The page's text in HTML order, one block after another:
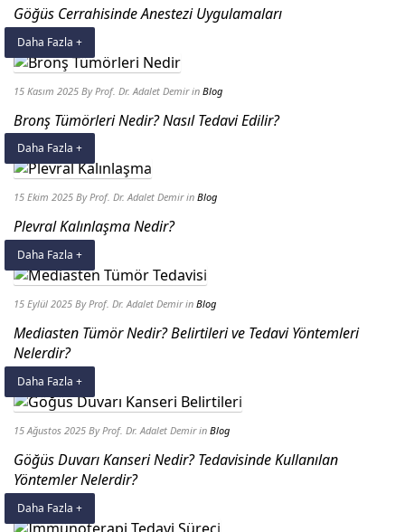
Göğüs Cerrahisinde Anestezi Uygulamaları
Daha Fazla +
15 Kasım 2025 By Prof. Dr. Adalet Demir in Blog
Bronş Tümörleri Nedir? Nasıl Tedavi Edilir?
Daha Fazla +
15 Ekim 2025 By Prof. Dr. Adalet Demir in Blog
Plevral Kalınlaşma Nedir?
Daha Fazla +
15 Eylül 2025 By Prof. Dr. Adalet Demir in Blog
Mediasten Tümör Nedir? Belirtileri ve Tedavi Yöntemleri
Nelerdir?
Daha Fazla +
15 Ağustos 2025 By Prof. Dr. Adalet Demir in Blog
Göğüs Duvarı Kanseri Nedir? Tedavisinde Kullanılan
Yöntemler Nelerdir?
Daha Fazla +